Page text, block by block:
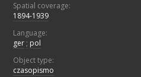
Spatial coverage:
1894-1939
Language:
ger ; pol
Object type:
czasopismo